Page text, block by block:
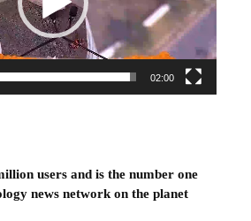
02:00
users and is the number one
news network on the planet